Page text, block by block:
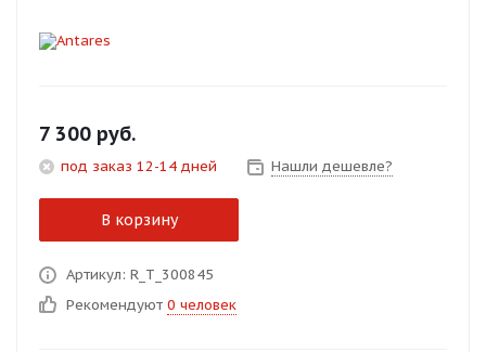
7 300 руб.
под заказ 12-14 дней Нашли дешевле?
В корзину
Артикул: R_T_300845
Рекомендуют 0 человек
Оставшиеся 75
% будут
списыватьсяс вашей карты
25%каждые 2 недели